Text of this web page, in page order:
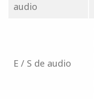
audio
E / S de audio